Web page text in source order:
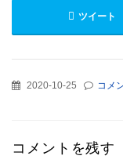
ツイート
2020-10-25 コメ
コメントを残す